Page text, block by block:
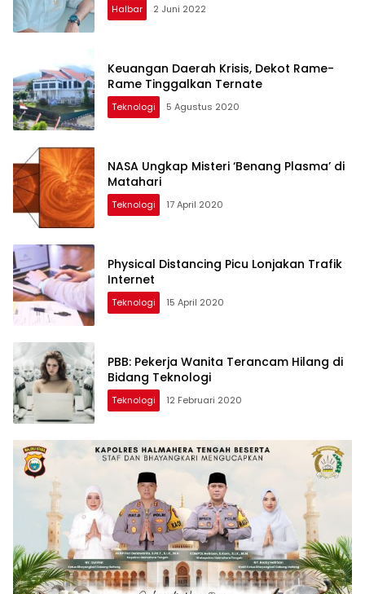
Halbar 2 Juni 2022
Keuangan Daerah Krisis, Dekot Rame-
Rame Tinggalkan Ternate
Teknologi 5 Agustus 2020
NASA Ungkap Misteri ‘Benang Plasma’ di
Matahari
Teknologi 17 April 2020
Physical Distancing Picu Lonjakan Trafik
Internet
Teknologi 15 April 2020
PBB: Pekerja Wanita Terancam Hilang di
Bidang Teknologi
Teknologi 12 Februari 2020